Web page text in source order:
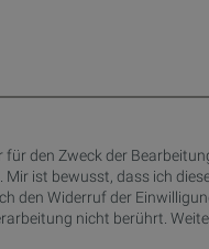
den Zweck der
ist bewusst, dass ich
den Widerruf der
nicht berührt.